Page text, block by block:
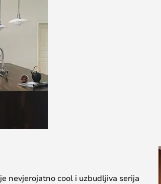
je nevjerojatno cool i uzbudljiva serija